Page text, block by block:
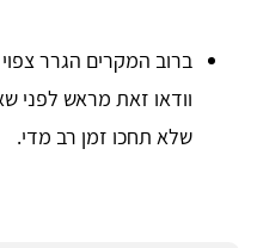
ברוב המקרים הגרר
וודאו זאת מראש לפני
שלא תחכו זמן רב מדי.